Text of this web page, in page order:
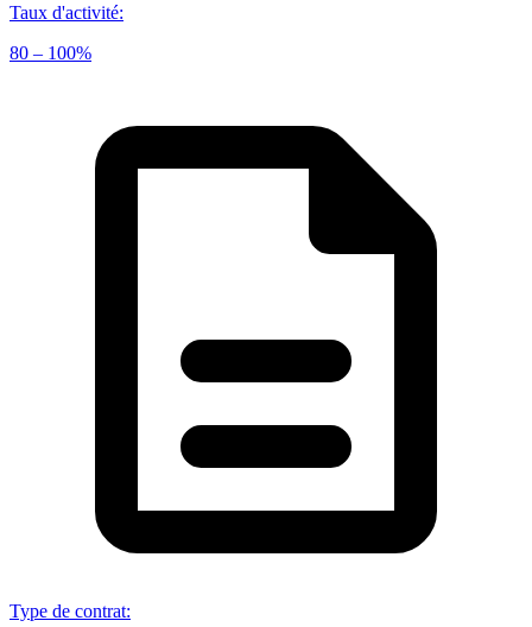
Taux d'activité:
80 – 100%
Type de contrat: